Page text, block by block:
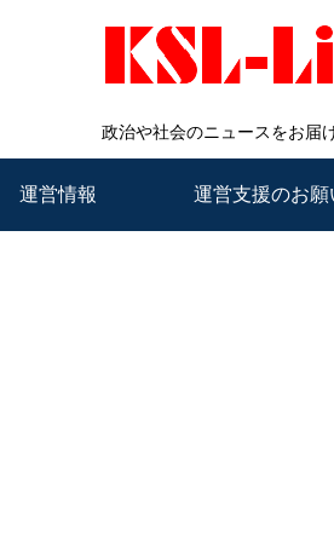
政治や社会のニュースをお届
運営情報 運営支援のお願